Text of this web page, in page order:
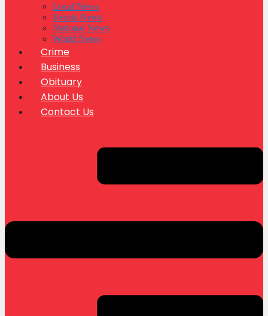
Local News
Kerala News
National News
World News
Crime
Business
Obituary
About Us
Contact Us